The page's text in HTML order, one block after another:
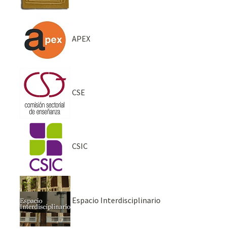
APEX
CSE
CSIC
Espacio Interdisciplinario